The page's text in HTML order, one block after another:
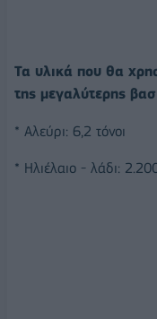
Τα υλικά που θα
της μεγαλύτερης
* Αλεύρι: 6,2 τόνοι
* Ηλιέλαιο - λάδι: